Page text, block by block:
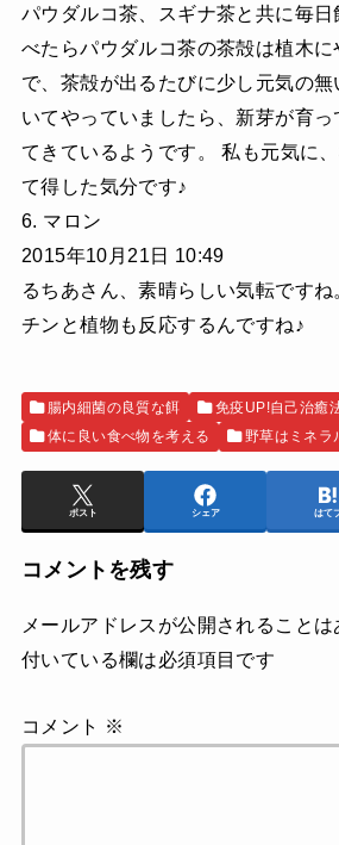
パウダルコ茶、スギナ茶と共に毎
べたらパウダルコ茶の茶殻は植木
で、茶殻が出るたびに少し元気の
いてやっていましたら、新芽が育
てきているようです。 私も元気に
て得した気分です♪
6. マロン
2015年10月21日 10:49
るちあさん、素晴らしい気転です
チンと植物も反応するんですね♪
腸内細菌の良質な餌
免疫UP!自己治癒
体に良い食べ物を考える
野草はミネラ
ポスト シェア はて
コメントを残す
メールアドレスが公開されることは
付いている欄は必須項目です
コメント ※